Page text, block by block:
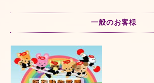
一般のお客様